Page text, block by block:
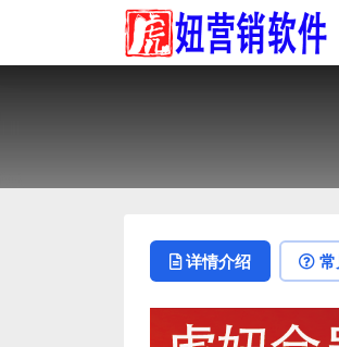
详情介绍